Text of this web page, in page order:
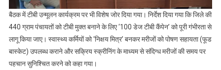
बैठक में टीबी उन्मूलन कार्यक्रम पर भी विशेष जोर दिया गया। निर्देश दिया गया कि जिले की
440 ग्राम पंचायतों को टीबी मुक्त बनाने के लिए ‘100 डेज टीबी कैंपेन’ को पूरी गंभीरता से
लागू किया जाए। स्वास्थ्य कर्मियों को ‘निक्षय मित्र’ बनकर मरीजों को पोषण सहायता (फूड
बास्केट) उपलब्ध कराने और सक्रिय स्क्रीनिंग के माध्यम से संदिग्ध मरीजों की समय पर
पहचान सुनिश्चित करने को कहा गया।